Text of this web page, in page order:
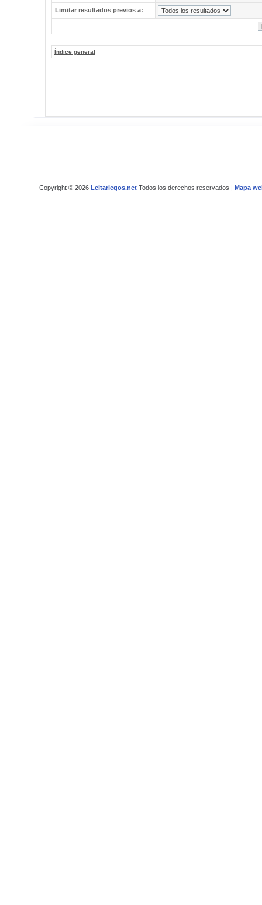
Limitar resultados previos a:
Índice general
Copyright © 2026 Leitariegos.netTodos los derechos reservados | Mapa